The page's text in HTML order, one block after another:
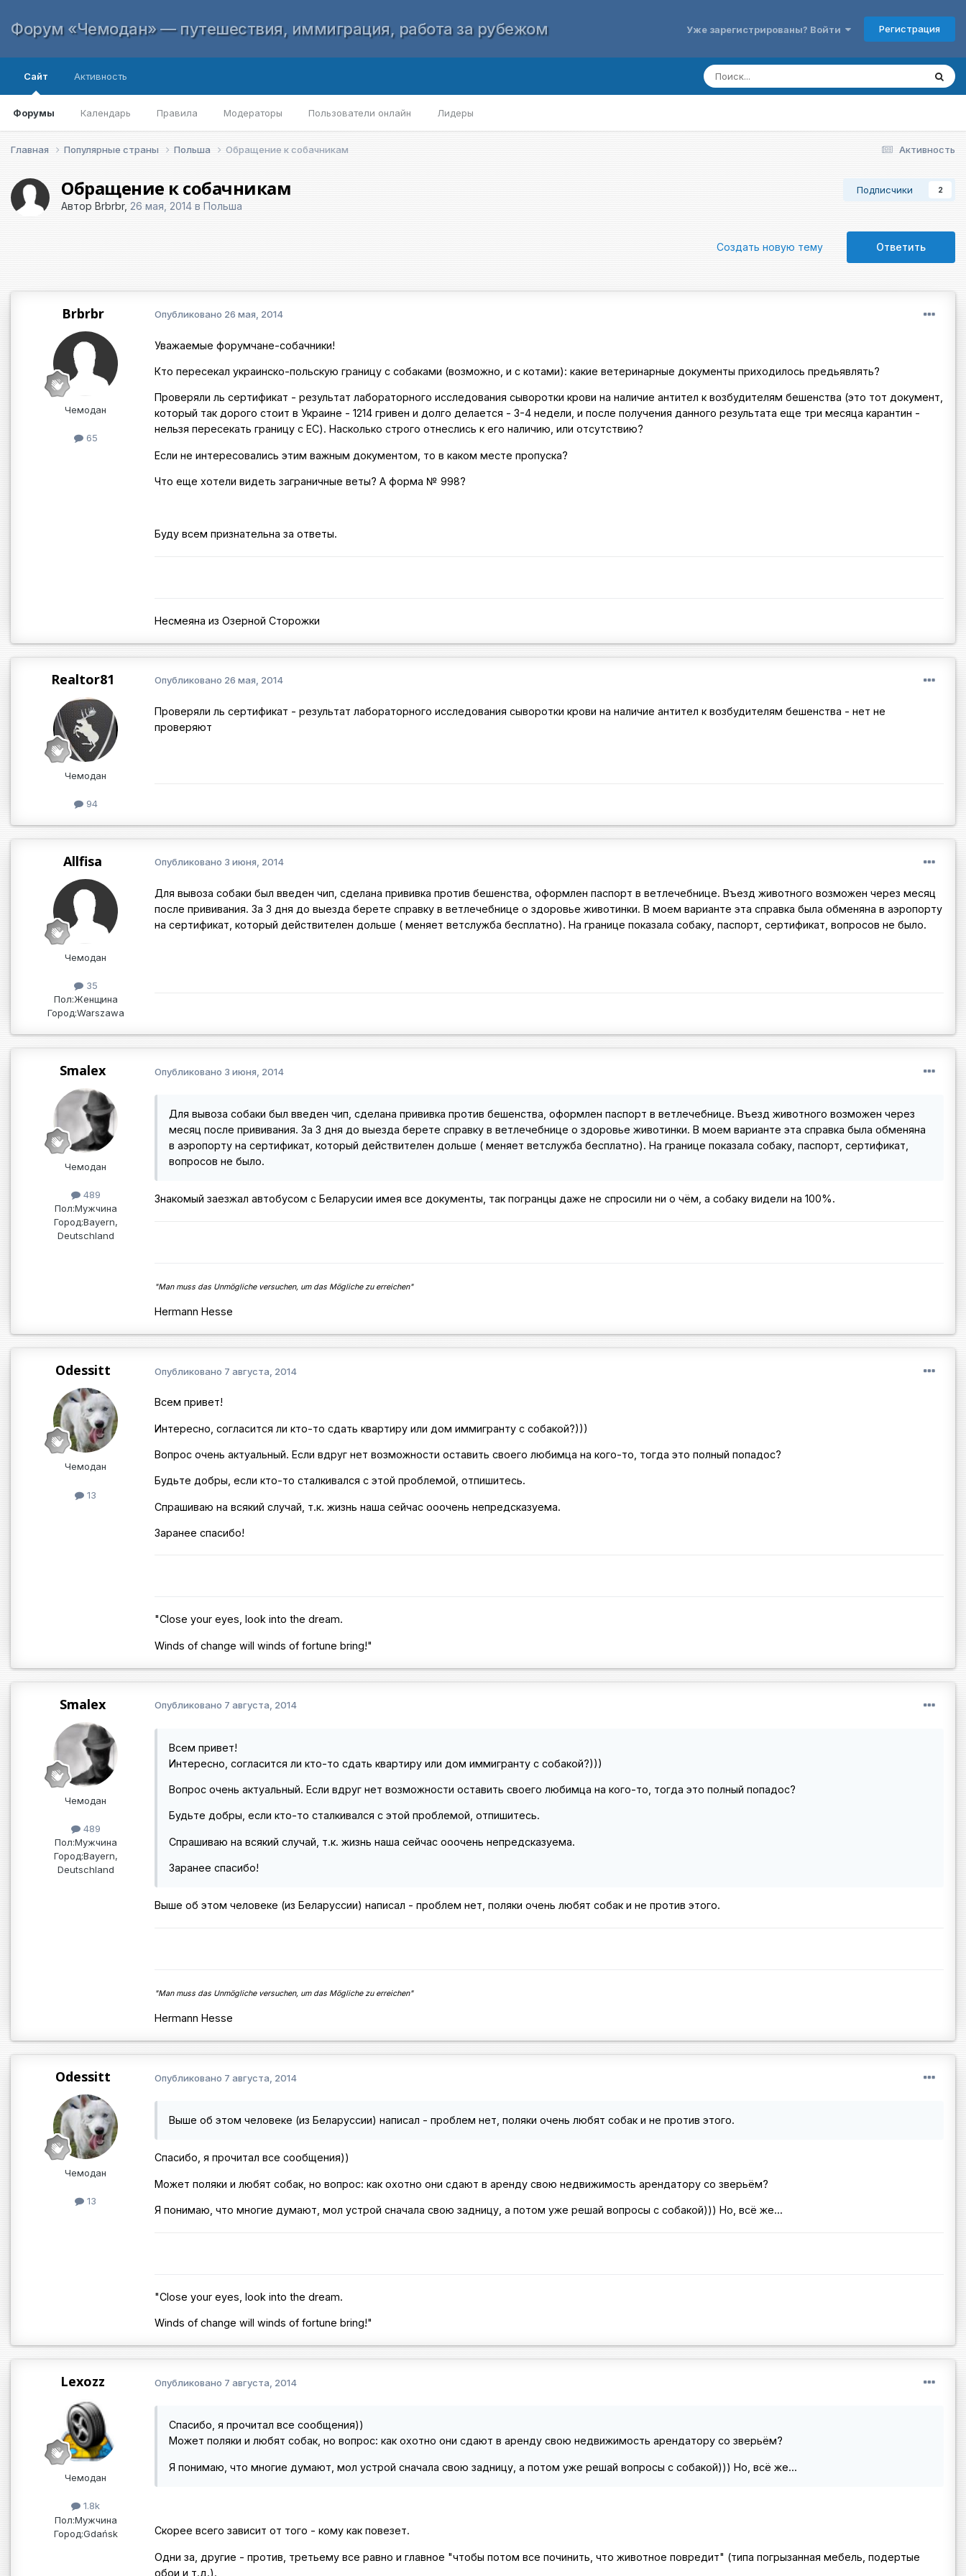
Форум «Чемодан» — путешествия, иммиграция, работа за рубежом Уже зарегистрированы? Войти Регистрация
Сайт
Форумы Календарь Правила Модераторы Пользователи онлайн Лидеры
Активность
Активность
Главная Популярные страны Польша Обращение к собачникам
Подписчики 2
Обращение к собачникам
Автор Brbrbr, 26 мая, 2014 в Польша
Ответить
Создать новую тему
Brbrbr
Чемодан
65
Опубликовано 26 мая, 2014
Уважаемые форумчане-собачники!
Кто пересекал украинско-польскую границу с собаками (возможно, и с котами): какие ветеринарные документы приходилось предьявлять?
Проверяли ль сертификат - результат лабораторного исследования сыворотки крови на наличие антител к возбудителям бешенства (это тот документ,
который так дорого стоит в Украине - 1214 гривен и долго делается - 3-4 недели, и после получения данного результата еще три месяца карантин -
нельзя пересекать границу с ЕС). Насколько строго отнеслись к его наличию, или отсутствию?
Если не интересовались этим важным документом, то в каком месте пропуска?
Что еще хотели видеть заграничные веты? А форма № 998?
Буду всем признательна за ответы.
Несмеяна из Озерной Сторожки
Realtor81
Чемодан
94
Опубликовано 26 мая, 2014
Проверяли ль сертификат - результат лабораторного исследования сыворотки крови на наличие антител к возбудителям бешенства - нет не
проверяют
Allfisa
Чемодан
35
Пол:Женщина
Город:Warszawa
Опубликовано 3 июня, 2014
Для вывоза собаки был введен чип, сделана прививка против бешенства, оформлен паспорт в ветлечебнице. Въезд животного возможен через месяц
после прививания. За 3 дня до выезда берете справку в ветлечебнице о здоровье животинки. В моем варианте эта справка была обменяна в аэропорту
на сертификат, который действителен дольше ( меняет ветслужба бесплатно). На границе показала собаку, паспорт, сертификат, вопросов не было.
Smalex
Чемодан
489
Пол:Мужчина
Город:Bayern,
Deutschland
Опубликовано 3 июня, 2014
Для вывоза собаки был введен чип, сделана прививка против бешенства, оформлен паспорт в ветлечебнице. Въезд животного возможен через
месяц после прививания. За 3 дня до выезда берете справку в ветлечебнице о здоровье животинки. В моем варианте эта справка была обменяна
в аэропорту на сертификат, который действителен дольше ( меняет ветслужба бесплатно). На границе показала собаку, паспорт, сертификат,
вопросов не было.
Знакомый заезжал автобусом с Беларусии имея все документы, так погранцы даже не спросили ни о чём, а собаку видели на 100%.
"Man muss das Unmögliche versuchen, um das Mögliche zu erreichen"
Hermann Hesse
Odessitt
Чемодан
13
Опубликовано 7 августа, 2014
Всем привет!
Интересно, согласится ли кто-то сдать квартиру или дом иммигранту с собакой?)))
Вопрос очень актуальный. Если вдруг нет возможности оставить своего любимца на кого-то, тогда это полный попадос?
Будьте добры, если кто-то сталкивался с этой проблемой, отпишитесь.
Спрашиваю на всякий случай, т.к. жизнь наша сейчас ооочень непредсказуема.
Заранее спасибо!
"Close your eyes, look into the dream.
Winds of change will winds of fortune bring!"
Smalex
Чемодан
489
Пол:Мужчина
Город:Bayern,
Deutschland
Опубликовано 7 августа, 2014
Всем привет!
Интересно, согласится ли кто-то сдать квартиру или дом иммигранту с собакой?)))
Вопрос очень актуальный. Если вдруг нет возможности оставить своего любимца на кого-то, тогда это полный попадос?
Будьте добры, если кто-то сталкивался с этой проблемой, отпишитесь.
Спрашиваю на всякий случай, т.к. жизнь наша сейчас ооочень непредсказуема.
Заранее спасибо!
Выше об этом человеке (из Беларуссии) написал - проблем нет, поляки очень любят собак и не против этого.
"Man muss das Unmögliche versuchen, um das Mögliche zu erreichen"
Hermann Hesse
Odessitt
Чемодан
13
Опубликовано 7 августа, 2014
Выше об этом человеке (из Беларуссии) написал - проблем нет, поляки очень любят собак и не против этого.
Спасибо, я прочитал все сообщения))
Может поляки и любят собак, но вопрос: как охотно они сдают в аренду свою недвижимость арендатору со зверьём?
Я понимаю, что многие думают, мол устрой сначала свою задницу, а потом уже решай вопросы с собакой))) Но, всё же...
"Close your eyes, look into the dream.
Winds of change will winds of fortune bring!"
Lexozz
Чемодан
1.8k
Пол:Мужчина
Город:Gdańsk
Опубликовано 7 августа, 2014
Спасибо, я прочитал все сообщения))
Может поляки и любят собак, но вопрос: как охотно они сдают в аренду свою недвижимость арендатору со зверьём?
Я понимаю, что многие думают, мол устрой сначала свою задницу, а потом уже решай вопросы с собакой))) Но, всё же...
Скорее всего зависит от того - кому как повезет.
Одни за, другие - против, третьему все равно и главное "чтобы потом все починить, что животное повредит" (типа погрызанная мебель, подертые
обои и т.д.).